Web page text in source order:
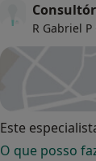
R Gabriel P
Este
O que posso